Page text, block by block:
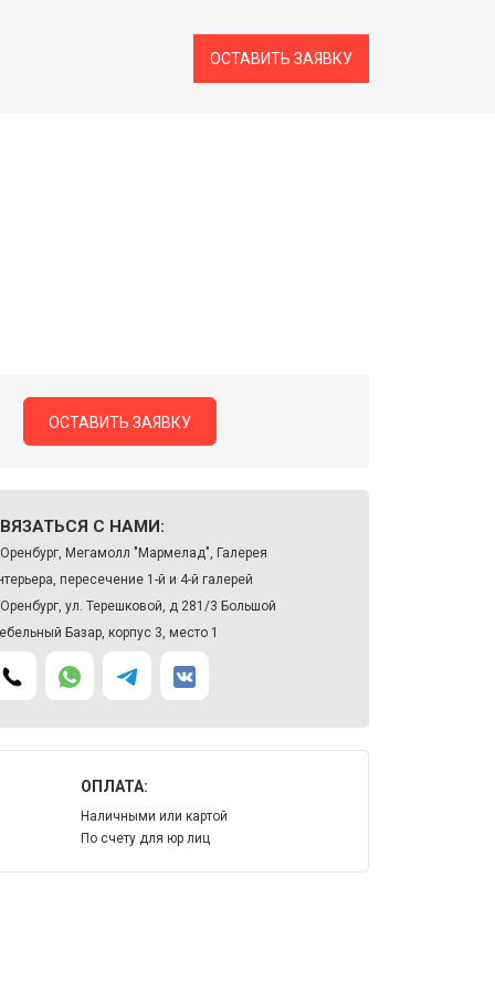
ОСТАВИТЬ ЗАЯВКУ
ОСТАВИТЬ ЗАЯВКУ
С НАМИ:
Оренбург, Мегамолл "Мармелад", Галерея
пересечение 1-й и 4-й галерей
Оренбург, ул. Терешковой, д 281/3 Большой
Базар, корпус 3, место 1
ОПЛАТА:
Наличными или картой
По счету для юр лиц